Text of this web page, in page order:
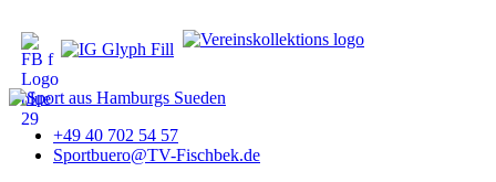
+49 40 702 54 57
Sportbuero@TV-Fischbek.de